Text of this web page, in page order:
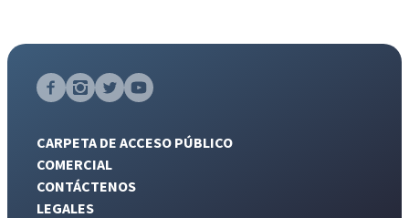
CARPETA DE ACCESO PÚBLICO
COMERCIAL
CONTÁCTENOS
LEGALES